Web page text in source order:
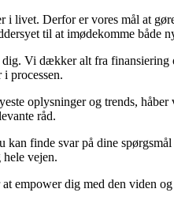
livet. Derfor er vores mål at
til at imødekomme både
Vi dækker alt fra
processen.
oplysninger og trends,
råd.
finde svar på dine
vejen.
empower dig med den viden